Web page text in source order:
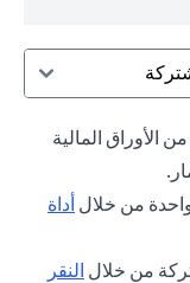
الأوراق المالية
من خلال أداة
من خلال النقر